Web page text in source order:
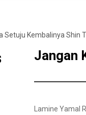
Setuju Kembalinya Shin
Jangan
Lamine Yamal